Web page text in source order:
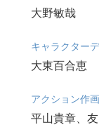
大野敏哉
キャラクター
大東百合恵
アクション作
平山貴章、